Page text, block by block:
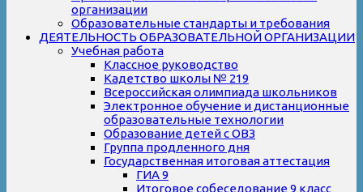
организации
Образовательные стандарты и требования
ДЕЯТЕЛЬНОСТЬ ОБРАЗОВАТЕЛЬНОЙ ОРГАНИЗАЦИИ
Учебная работа
Классное руководство
Кадетство школы № 219
Всероссийская олимпиада школьников
Электронное обучение и дистанционные
образовательные технологии
Образование детей с ОВЗ
Группа продленного дня
Государственная итоговая аттестация
ГИА 9
Итоговое собеседование 9 класс